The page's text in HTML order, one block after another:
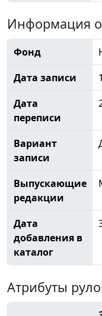
Информация
Фонд
Дата записи
Дата
переписи
Вариант
записи
Выпускающие
редакции
Дата
добавления в
каталог
Атрибуты